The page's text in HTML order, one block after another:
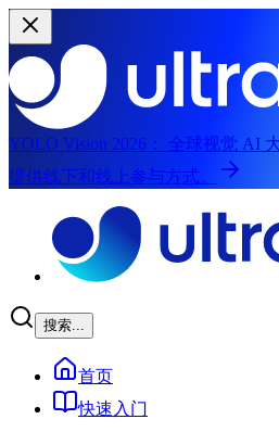
YOLO Vision 2026：
全球视觉 AI
提供线下和线上参与方式。
搜索...
首页
快速入门